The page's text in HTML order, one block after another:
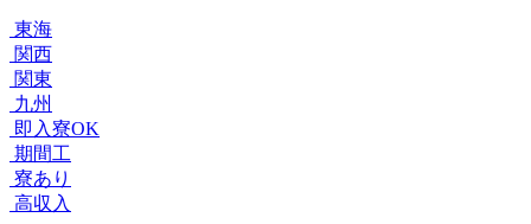
東海
関西
関東
九州
即入寮OK
期間工
寮あり
高収入